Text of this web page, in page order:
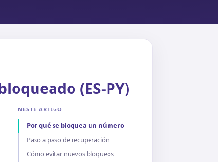
(ES-PY)
NESTE ARTIGO
Por qué se bloquea un número
Paso a paso de recuperación
Cómo evitar nuevos bloqueos